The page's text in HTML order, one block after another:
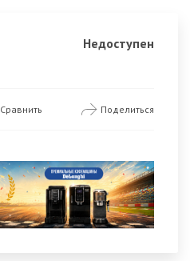
Недоступен
Сравнить Поделиться